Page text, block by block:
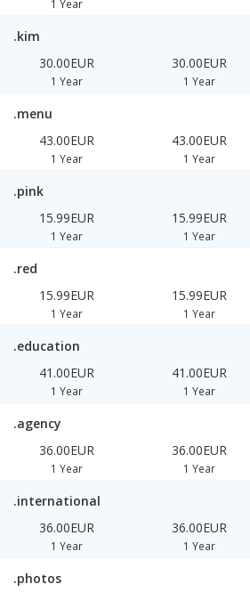
1 Year
.kim
30.00EUR
1 Year
30.00EUR
1 Year
.menu
43.00EUR
1 Year
43.00EUR
1 Year
.pink
15.99EUR
1 Year
15.99EUR
1 Year
.red
15.99EUR
1 Year
15.99EUR
1 Year
.education
41.00EUR
1 Year
41.00EUR
1 Year
.agency
36.00EUR
1 Year
36.00EUR
1 Year
.international
36.00EUR
1 Year
36.00EUR
1 Year
.photos